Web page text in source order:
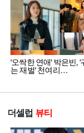
'오싹한 연애' 박은빈, '
는 재벌' 천여리…
더셀럽 뷰티